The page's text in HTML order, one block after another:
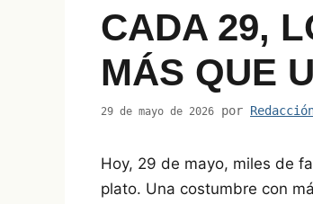
CADA 29,
MÁS QUE
29 de mayo de 2026 por
Hoy, 29 de mayo, miles de
plato. Una costumbre con